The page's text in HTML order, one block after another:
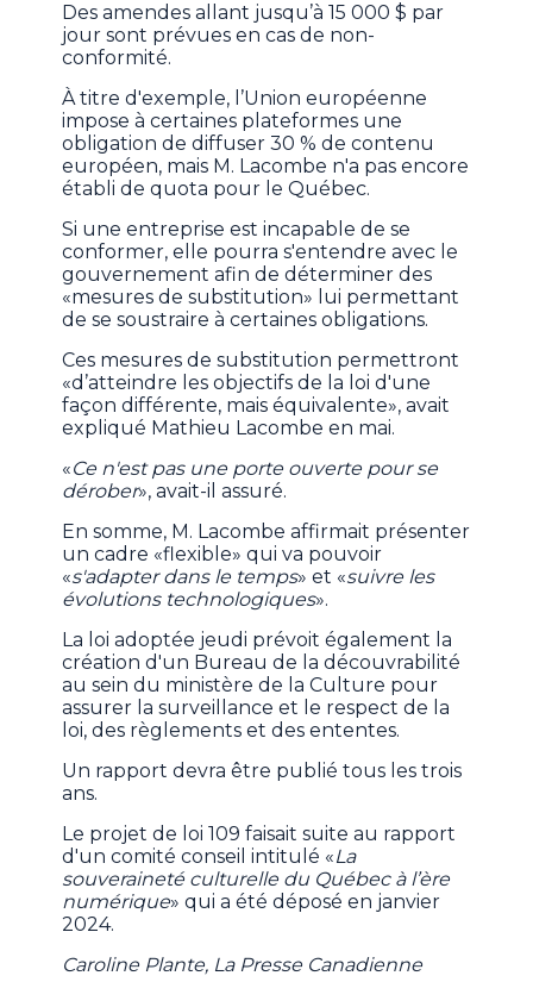
Des amendes allant jusqu’à 15 000 $ par
jour sont prévues en cas de non-
conformité.
À titre d'exemple, l’Union européenne
impose à certaines plateformes une
obligation de diffuser 30 % de contenu
européen, mais M. Lacombe n'a pas encore
établi de quota pour le Québec.
Si une entreprise est incapable de se
conformer, elle pourra s'entendre avec le
gouvernement afin de déterminer des
«mesures de substitution» lui permettant
de se soustraire à certaines obligations.
Ces mesures de substitution permettront
«d’atteindre les objectifs de la loi d'une
façon différente, mais équivalente», avait
expliqué Mathieu Lacombe en mai.
«Ce n'est pas une porte ouverte pour se
dérober», avait-il assuré.
En somme, M. Lacombe affirmait présenter
un cadre «flexible» qui va pouvoir
«s'adapter dans le temps» et «suivre les
évolutions technologiques».
La loi adoptée jeudi prévoit également la
création d'un Bureau de la découvrabilité
au sein du ministère de la Culture pour
assurer la surveillance et le respect de la
loi, des règlements et des ententes.
Un rapport devra être publié tous les trois
ans.
Le projet de loi 109 faisait suite au rapport
d'un comité conseil intitulé «La
souveraineté culturelle du Québec à l’ère
numérique» qui a été déposé en janvier
2024.
Caroline Plante, La Presse Canadienne